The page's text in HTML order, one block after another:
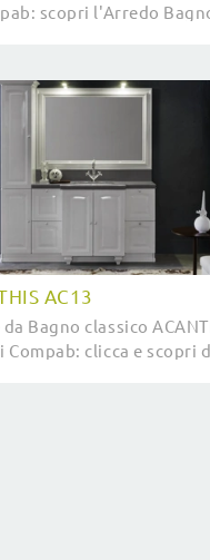
scopri l'Arredo
AC13
Bagno classico
Compab: clicca e scopri